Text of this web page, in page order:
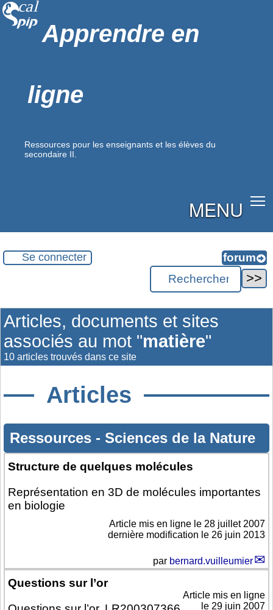
Apprendre en
ligne
Ressources pour les enseignants et les élèves du
secondaire II.
MENU
Se connecter
Articles, documents et sites
associés au mot "matière"
10 articles trouvés dans ce site
Articles
Ressources - Sciences de la Nature
Structure de quelques molécules
Représentation en 3D de molécules importantes
en biologie
Article mis en ligne le 28 juillet 2007
dernière modification le 26 juin 2013
par bernard.vuilleumier
Questions sur l’or
Article mis en ligne
le 29 juin 2007